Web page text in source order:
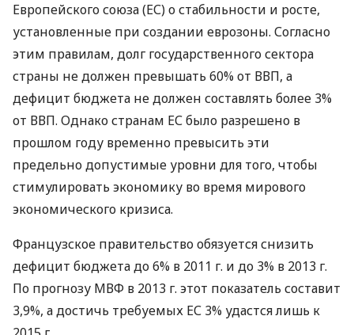
Европейского союза (ЕС) о стабильности и росте,
установленные при создании еврозоны. Согласно
этим правилам, долг государственного сектора
страны не должен превышать 60% от ВВП, а
дефицит бюджета не должен составлять более 3%
от ВВП. Однако странам ЕС было разрешено в
прошлом году временно превысить эти
предельно допустимые уровни для того, чтобы
стимулировать экономику во время мирового
экономического кризиса.
Французское правительство обязуется снизить
дефицит бюджета до 6% в 2011 г. и до 3% в 2013 г.
По прогнозу МВФ в 2013 г. этот показатель составит
3,9%, а достичь требуемых ЕС 3% удастся лишь к